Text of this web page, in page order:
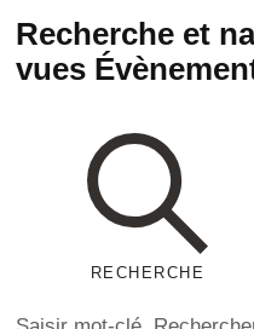
Recherche et
vues
RECHERCHE